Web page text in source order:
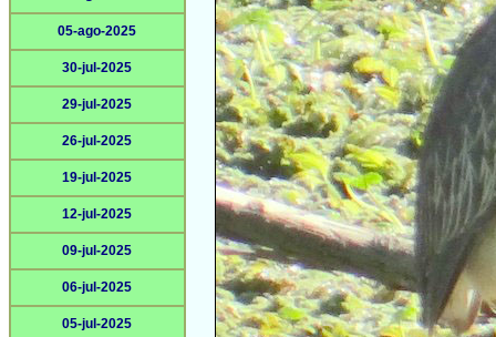
05-ago-2025
30-jul-2025
29-jul-2025
26-jul-2025
19-jul-2025
12-jul-2025
09-jul-2025
06-jul-2025
05-jul-2025